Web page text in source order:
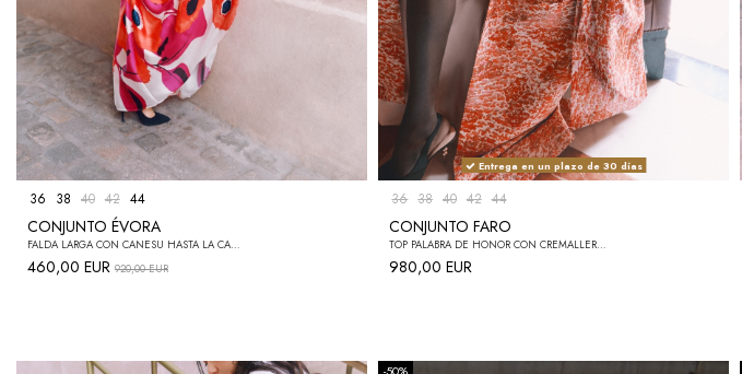
CONJUNTO ÉVORA
FALDA LARGA CON CANESÚ HASTA LA CADERA Y TABLONES, BOLSILLOS LATERALES Y CIERRE DE CREMALLERA EN LA ESPALDA + CAMISA BLANCA ABOTONADA
460,00 EUR 920,00 EUR
36 38 40 42 44
Entrega en un plazo de 30 días
CONJUNTO FARO
TOP PALABRA DE HONOR CON CREMALLERA EN LA ESPALDA + CINTURÓN CON LAZO POSTIZO Y CIERRE DE BROCHES + FALDA LARGA CON CRUCE POSTIZO. ENVÍO 30 DÍAS
980,00 EUR
36 38 40 42 44